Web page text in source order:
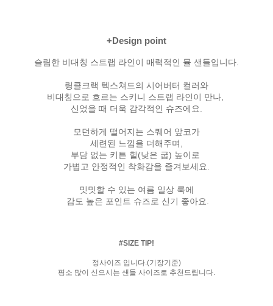
+Design point
슬림한 비대칭 스트랩 라인이 매력적인 뮬 샌들입니다.
링클크랙 텍스쳐드의 시어버터 컬러와
비대칭으로 흐르는 스키니 스트랩 라인이 만나,
신었을 때 더욱 감각적인 슈즈에요.
모던하게 떨어지는 스퀘어 앞코가
세련된 느낌을 더해주며,
부담 없는 키튼 힐(낮은 굽) 높이로
가볍고 안정적인 착화감을 즐겨보세요.
밋밋할 수 있는 여름 일상 룩에
감도 높은 포인트 슈즈로 신기 좋아요.
#SIZE TIP!
정사이즈 입니다.(기장기준)
평소 많이 신으시는 샌들 사이즈로 추천드립니다.